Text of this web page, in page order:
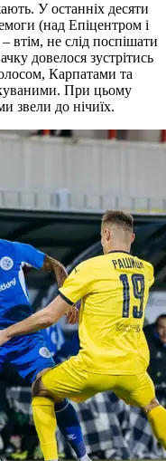
У останніх десяти
(над Епіцентром і
не слід поспішати
довелося зустрітись
Карпатами та
При цьому
звели до нічиїх.